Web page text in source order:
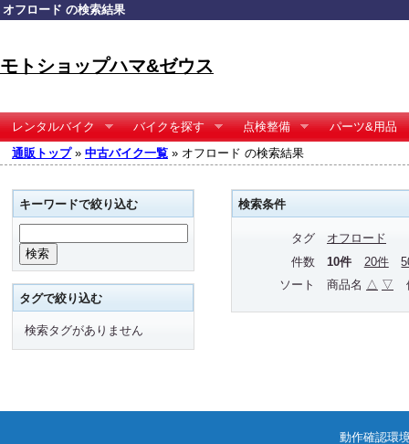
オフロード の検索結果
モトショップハマ&ゼウス
レンタルバイク バイクを探す 点検整備
パーツ&用品
通販トップ» 中古バイク一覧 » オフロード の検索結果
検索条件
タグ
オフロード
件数
10件 20件
ソート
商品名 △ ▽
キーワードで絞り込む
タグで絞り込む
検索タグがありません
動作確認環